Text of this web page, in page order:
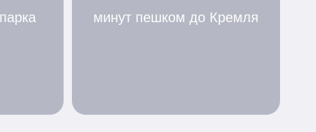
минут пешком до Кремля